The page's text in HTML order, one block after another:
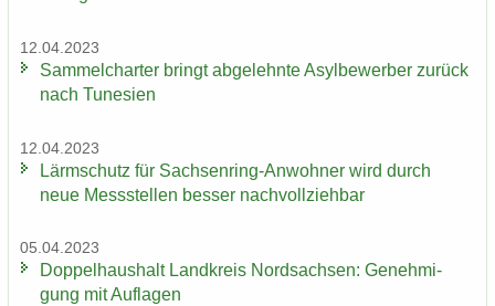
12.04.2023
Sam­mel­char­ter bringt ab­ge­lehn­te Asyl­be­wer­ber zu­rück
nach Tu­ne­si­en
12.04.2023
Lärm­schutz für Sachsenring-​Anwohner wird durch
neue Mess­stel­len bes­ser nach­voll­zieh­bar
05.04.2023
Dop­pel­haus­halt Land­kreis Nord­sach­sen: Ge­neh­mi­
gung mit Auf­la­gen